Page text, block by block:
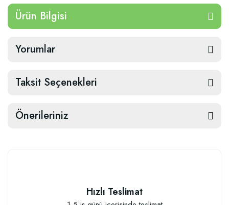
Ürün Bilgisi
Yorumlar
Taksit Seçenekleri
Önerileriniz
Hızlı Teslimat